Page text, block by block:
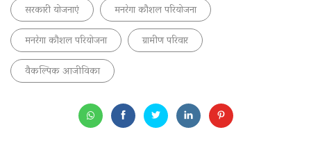
सरकारी योजनाएं
मनरेगा कौशल परियोजना
मनरेगा कौशल परियोजना
ग्रामीण परिवार
वैकल्पिक आजीविका